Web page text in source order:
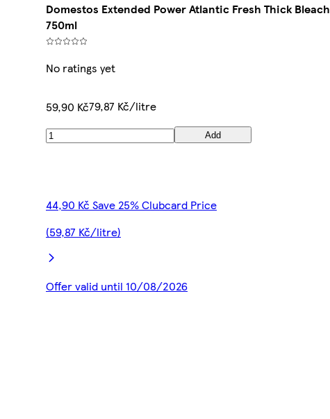
Domestos Extended Power Atlantic Fresh Thick Bleach
750ml
No ratings yet
59,90 Kč79,87 Kč/litre
Add
44,90 Kč Save 25% Clubcard Price
(59,87 Kč/litre)
Offer valid until 10/08/2026